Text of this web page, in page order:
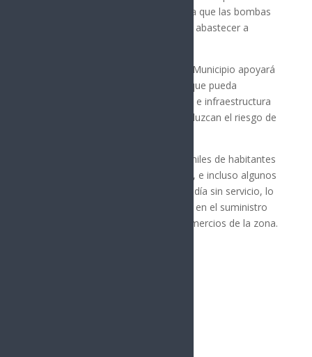
los pozos de Agua de Hermosillo, ya que las bombas
dependen del servicio eléctrico para abastecer a
Ante este panorama, reiteró que el Municipio apoyará
a la CFE en todo lo necesario para que pueda
desarrollar obras de mantenimiento e infraestructura
que fortalezcan la red eléctrica y reduzcan el riesgo de
Los recientes apagones dejaron a miles de habitantes
sin electricidad durante varias horas, e incluso algunos
sectores permanecieron más de un día sin servicio, lo
que también ocasionó afectaciones en el suministro
de agua potable y pérdidas para comercios de la zona.